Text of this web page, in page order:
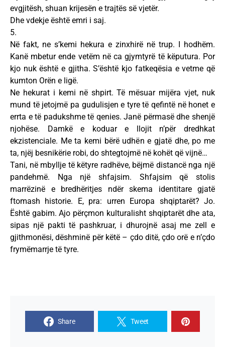
evgjitësh, shuan krijesën e trajtës së vjetër.
Dhe vdekje është emri i saj.
5.
Në fakt, ne s’kemi hekura e zinxhirë në trup. I hodhëm.
Kanë mbetur ende vetëm në ca gjymtyrë të këputura. Por
kjo nuk është e gjitha. S’është kjo fatkeqësia e vetme që
kumton Orën e ligë.
Ne hekurat i kemi në shpirt. Të mësuar mijëra vjet, nuk
mund të jetojmë pa gudulisjen e tyre të qefintë në honet e
errta e të padukshme të qenies. Janë përmasë dhe shenjë
njohëse. Damkë e koduar e llojit n’për dredhkat
ekzistenciale. Me ta kemi bërë udhën e gjatë dhe, po me
ta, njëj besnikërie robi, do shtegtojmë në kohët që vijnë…
Tani, në mbyllje të këtyre radhëve, bëjmë distancë nga një
pandehmë. Nga një shfajsim. Shfajsim që stolis
marrëzinë e bredhëritjes ndër skema identitare gjatë
ftomash historie. E, pra: urren Europa shqiptarët? Jo.
Është gabim. Ajo përçmon kulturalisht shqiptarët dhe ata,
sipas një pakti të pashkruar, i dhurojnë asaj me zell e
gjithmonësi, dëshminë për këtë – çdo ditë, çdo orë e n’çdo
frymëmarrje të tyre.
Share Tweet